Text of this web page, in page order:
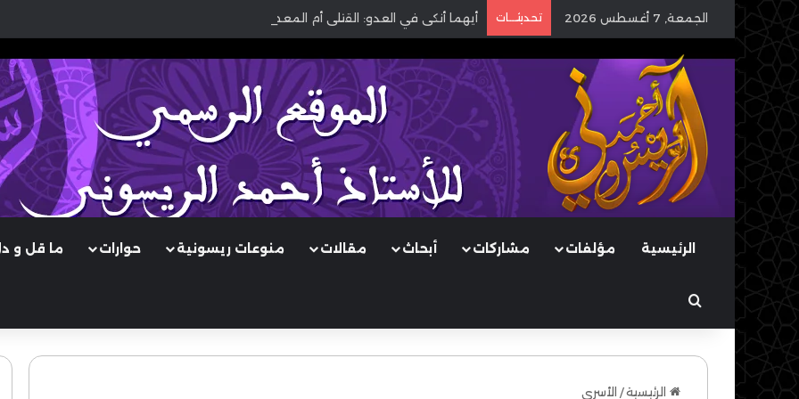
الجمعة, 7 أغسطس 2026 تحديثـــات أيهما أنكى في العدو: القتلى أم المعطوبون؟
الرئيسية مؤلفات مشاركات أبحاث مقالات منوعات ريسونية حوارات ما قل و
بحث عن
الرئيسية/ الأسرى